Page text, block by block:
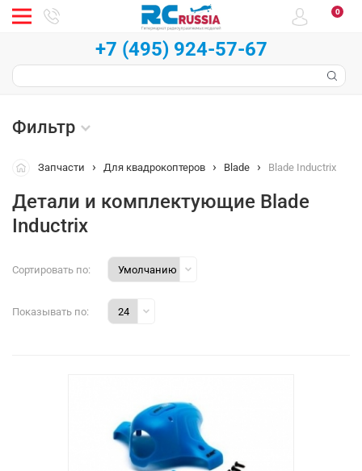
0
+7 (495) 924-57-67
Фильтр
Запчасти Для квадрокоптеров Blade Blade Inductrix
Детали и комплектующие Blade
Inductrix
Сортировать по:
Показывать по: